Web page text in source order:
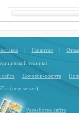
| Гарантия |
техники
Договор-оферта
с (new server)
Разработка сайта